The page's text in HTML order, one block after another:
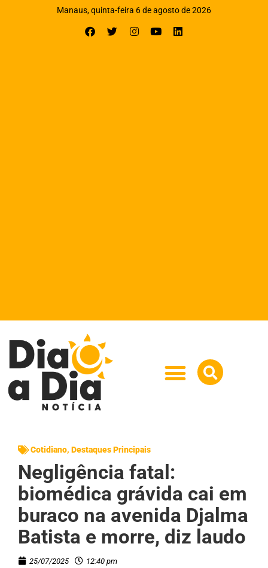
Manaus, quinta-feira 6 de agosto de 2026
Cotidiano, Destaques Principais
Negligência fatal:
biomédica grávida cai em
buraco na avenida Djalma
Batista e morre, diz laudo
25/07/2025 12:40 pm